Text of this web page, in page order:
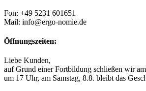
Fon: +49 5231 601651
Mail: info@ergo-nomie.de
Öffnungszeiten:
Liebe Kunden,
auf Grund einer Fortbildung schließen wir
um 17 Uhr, am Samstag, 8.8. bleibt das